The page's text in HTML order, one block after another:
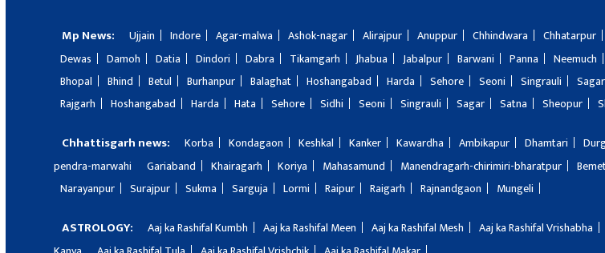
Mp News: Ujjain Indore Agar-malwa Ashok-nagar Alirajpur Anuppur Chhindwara Chhatarpur
Dewas
Damoh Datia Dindori Dabra Tikamgarh Jhabua Jabalpur Barwani Panna Neemuch
Bhopal
Bhind Betul Burhanpur Balaghat Hoshangabad Harda Sehore Seoni Singrauli Sagar
Rajgarh
Hoshangabad Harda Hata Sehore Sidhi Seoni Singrauli Sagar Satna Sheopur
Chhattisgarh news: Korba Kondagaon Keshkal Kanker Kawardha Ambikapur Dhamtari
pendra-marwahi
Gariaband Khairagarh Koriya Mahasamund Manendragarh-chirimiri-bharatpur
Narayanpur
Surajpur Sukma Sarguja Lormi Raipur Raigarh Rajnandgaon Mungeli
ASTROLOGY: Aaj ka Rashifal Kumbh Aaj ka Rashifal Meen Aaj ka Rashifal Mesh Aaj ka Rashifal Vrishabha